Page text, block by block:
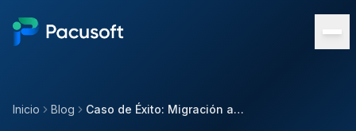
Inicio Blog Caso de Éxito: Migración a Azure en Empresa de Retail en Ecuador